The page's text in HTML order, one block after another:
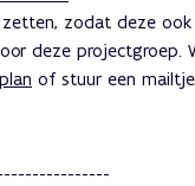
zodat deze
deze projectgroep.
of stuur een